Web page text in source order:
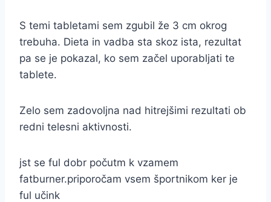
S temi tabletami sem zgubil že 3 cm okrog
trebuha. Dieta in vadba sta skoz ista, rezultat
pa se je pokazal, ko sem začel uporabljati te
tablete.
Zelo sem zadovoljna nad hitrejšimi rezultati ob
redni telesni aktivnosti.
jst se ful dobr počutm k vzamem
fatburner.priporočam vsem športnikom ker je
ful učink